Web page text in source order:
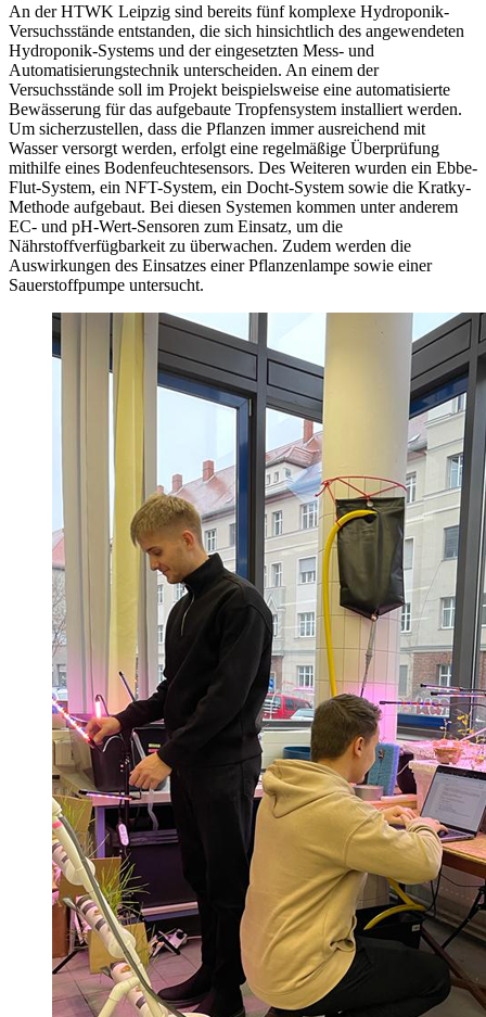
An der HTWK Leipzig sind bereits fünf komplexe Hydroponik-
Versuchsstände entstanden, die sich hinsichtlich des angewendeten
Hydroponik-Systems und der eingesetzten Mess- und
Automatisierungstechnik unterscheiden. An einem der
Versuchsstände soll im Projekt beispielsweise eine automatisierte
Bewässerung für das aufgebaute Tropfensystem installiert werden.
Um sicherzustellen, dass die Pflanzen immer ausreichend mit
Wasser versorgt werden, erfolgt eine regelmäßige Überprüfung
mithilfe eines Bodenfeuchtesensors. Des Weiteren wurden ein Ebbe-
Flut-System, ein NFT-System, ein Docht-System sowie die Kratky-
Methode aufgebaut. Bei diesen Systemen kommen unter anderem
EC- und pH-Wert-Sensoren zum Einsatz, um die
Nährstoffverfügbarkeit zu überwachen. Zudem werden die
Auswirkungen des Einsatzes einer Pflanzenlampe sowie einer
Sauerstoffpumpe untersucht.